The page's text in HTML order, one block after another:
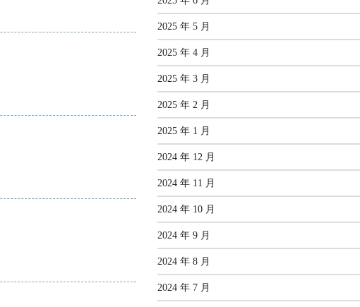
2025 年 5 月
2025 年 4 月
2025 年 3 月
2025 年 2 月
2025 年 1 月
2024 年 12 月
2024 年 11 月
2024 年 10 月
2024 年 9 月
2024 年 8 月
2024 年 7 月